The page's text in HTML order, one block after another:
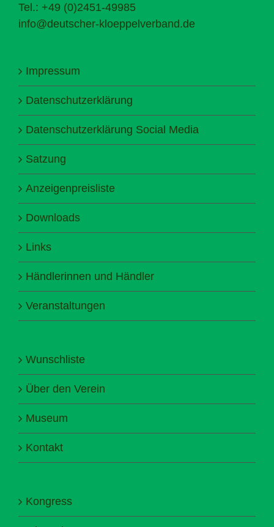
Tel.: +49 (0)2451-49985
info@deutscher-kloeppelverband.de
Impressum
Datenschutzerklärung
Datenschutzerklärung Social Media
Satzung
Anzeigenpreisliste
Downloads
Links
Händlerinnen und Händler
Veranstaltungen
Wunschliste
Über den Verein
Museum
Kontakt
Kongress